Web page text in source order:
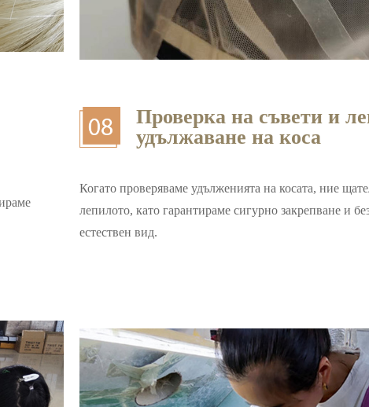
Проверка на съвети и
удължаване на коса
Когато проверяваме удълженията на косата, ние
лепилото, като гарантираме сигурно закрепване и
естествен вид.